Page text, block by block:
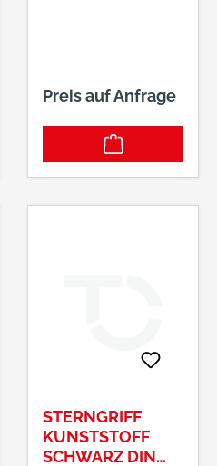
Preis auf Anfrage
STERNGRIFF
KUNSTSTOFF
SCHWARZ DIN